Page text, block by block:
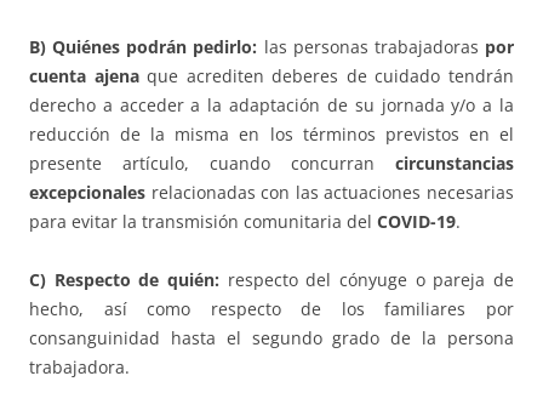
B) Quiénes podrán pedirlo: las personas trabajadoras por
cuenta ajenaque acrediten deberes de cuidado tendrán
derecho a acceder a la adaptación de su jornada y/o a la
reducción de la misma en los términos previstos en el
presente artículo, cuando concurran circunstancias
excepcionales relacionadas con las actuaciones necesarias
para evitar la transmisión comunitaria del COVID-19.
C) Respecto de quién: respecto del cónyuge o pareja de
hecho, así como respecto de los familiares por
consanguinidad hasta el segundo grado de la persona
trabajadora.